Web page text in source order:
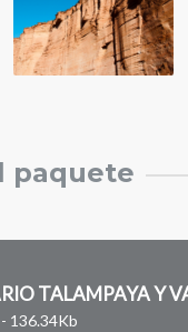
paquete
TALAMPAYA Y
136.34Kb